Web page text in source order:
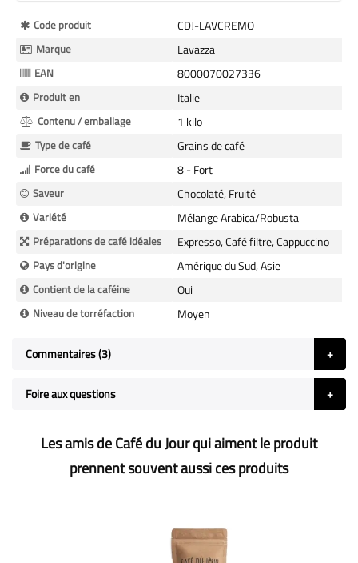
Plus
d’information
Code produit CDJ-LAVCREMO
Marque Lavazza
EAN 8000070027336
Produit en Italie
Contenu / emballage 1 kilo
Type de café Grains de café
Force du café 8 - Fort
Saveur Chocolaté, Fruité
Variété Mélange Arabica/Robusta
Préparations de café idéales Expresso, Café filtre, Cappuccino
Pays d'origine Amérique du Sud, Asie
Contient de la caféine Oui
Niveau de torréfaction Moyen
Commentaires 3
Foire aux questions
Les amis de Café du Jour qui aiment le produit
prennent souvent aussi ces produits